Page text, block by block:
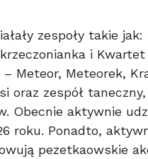
zespoły takie
i
– Meteor, Meteorek,
oraz zespół
Obecnie aktywnie
roku. Ponadto,
pezetkaowskie